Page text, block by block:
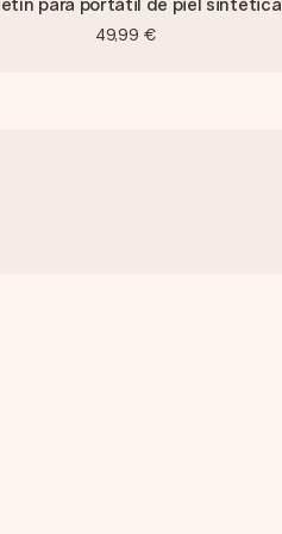
para portátil de piel sintética
49,99 €